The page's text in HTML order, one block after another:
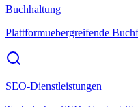
Buchhaltung
Plattformuebergreifende
SEO-Dienstleistungen